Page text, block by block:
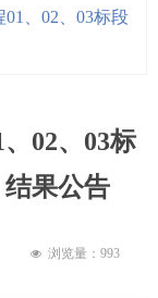
、02、03标段
02、03标
果公告
넶 浏览量： 993